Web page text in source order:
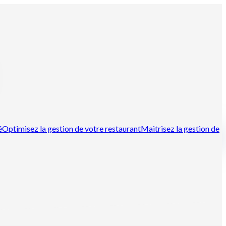
Optimisez la gestion de votre restaurantMaitrisez la gestion de